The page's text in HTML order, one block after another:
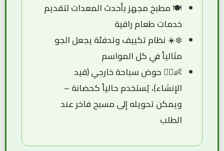
🍽️ مطبخ مجهز بأحدث المعدات لتقديم
خدمات طعام راقية
❄️☀️ نظام تكييف وتدفئة يجعل الجو
مثالياً في كل المواسم
👶🏊‍♀️ حوض سباحة خارجي (قيد
الإنشاء)، يُستخدم حالياً كحضانة –
ويمكن تحويله إلى مسبح فاخر عند
الطلب